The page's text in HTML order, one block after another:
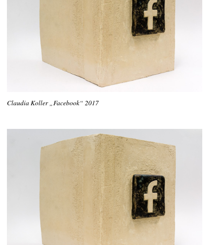
Claudia Koller „Facebook“ 2017